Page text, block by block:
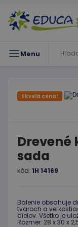
Menu
Skvelá cena!
sada
kód: 1H 14169
Balenie obsahuje
tvaroch a
dielov. Všetko je
Rozmer: 28 x 30 x